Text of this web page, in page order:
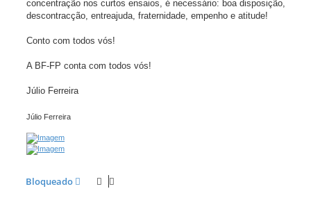
concentração nos curtos ensaios, é necessário: boa disposição,
descontracção, entreajuda, fraternidade, empenho e atitude!
Conto com todos vós!
A BF-FP conta com todos vós!
Júlio Ferreira
Júlio Ferreira
Bloqueado